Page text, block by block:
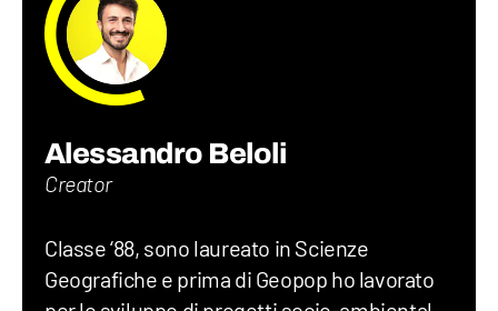
Alessandro Beloli
Creator
Classe ‘88, sono laureato in Scienze
Geografiche e prima di Geopop ho lavorato